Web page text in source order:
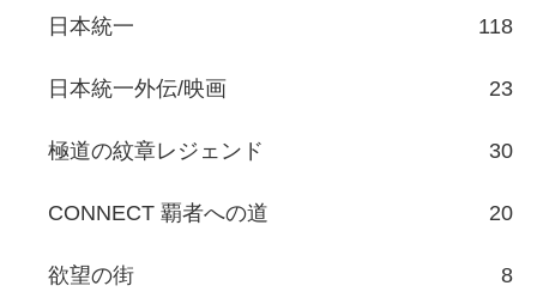
日本統一 118
日本統一外伝/映画 23
極道の紋章レジェンド 30
CONNECT 覇者への道 20
欲望の街 8